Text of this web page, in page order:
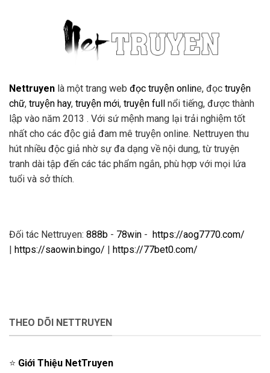
Nettruyen là một trang web đọc truyện online, đọc truyện
chữ, truyện hay, truyện mới, truyện full nổi tiếng, được thành
lập vào năm 2013 . Với sứ mệnh mang lại trải nghiệm tốt
nhất cho các độc giả đam mê truyện online. Nettruyen thu
hút nhiều độc giả nhờ sự đa dạng về nội dung, từ truyện
tranh dài tập đến các tác phẩm ngắn, phù hợp với mọi lứa
tuổi và sở thích.
Đối tác Nettruyen: 888b - 78win - https://aog7770.com/
| https://saowin.bingo/ | https://77bet0.com/
THEO DÕI NETTRUYEN
⭐️ Giới Thiệu NetTruyen